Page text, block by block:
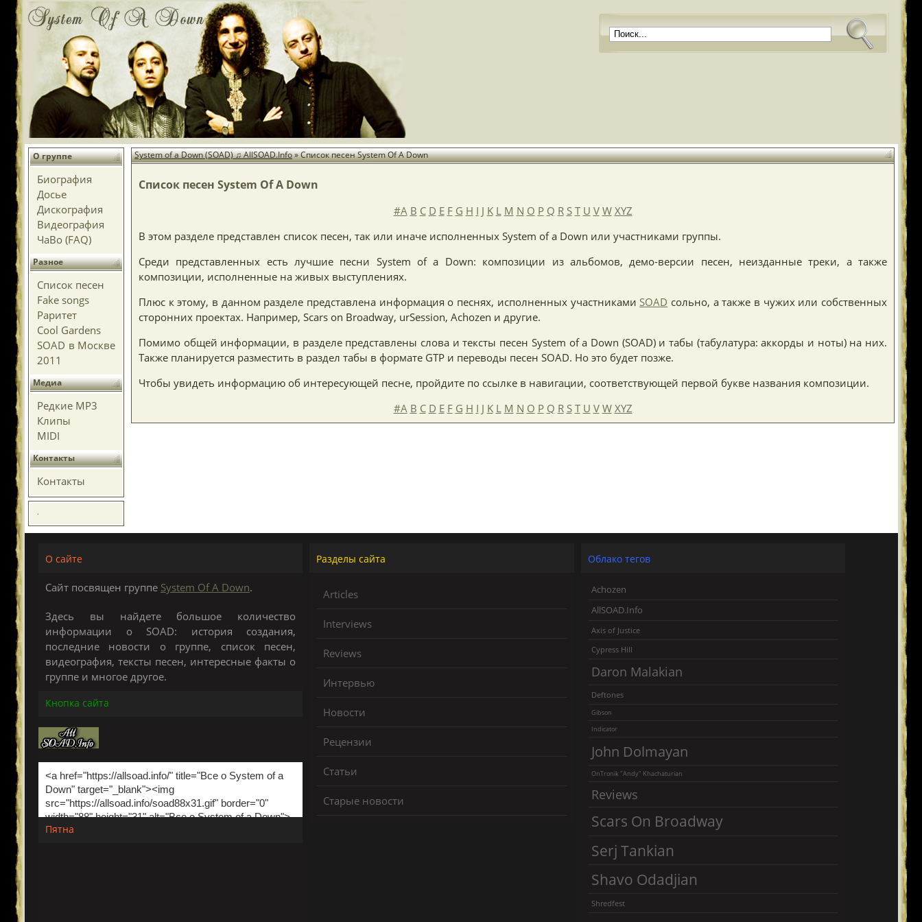
О группе
Биография
Досье
Дискография
Видеография
ЧаВо (FAQ)
Разное
Список песен
Fake songs
Раритет
Cool Gardens
SOAD в Москве
2011
Медиа
Редкие MP3
Клипы
MIDI
Контакты
Контакты
.
System of a Down (SOAD) ♫ AllSOAD.Info»Список песен System Of A Down
Список песен System Of A Down
#A B C D E F G H I J K L M N O P Q R S T U V W XYZ
В этом разделе представлен список песен, так или иначе исполненных System of a Down или участниками группы.
Среди представленных есть лучшие песни System of a Down: композиции из альбомов, демо-версии песен, неизданные треки, а также
композиции, исполненные на живых выступлениях.
Плюс к этому, в данном разделе представлена информация о песнях, исполненных участниками SOAD сольно, а также в чужих или собственных
сторонних проектах. Например, Scars on Broadway, urSession, Achozen и другие.
Помимо общей информации, в разделе представлены слова и тексты песен System of a Down (SOAD) и табы (табулатура: аккорды и ноты) на них.
Также планируется разместить в раздел табы в формате GTP и переводы песен SOAD. Но это будет позже.
Чтобы увидеть информацию об интересующей песне, пройдите по ссылке в навигации, соответствующей первой букве названия композиции.
#A B C D E F G H I J K L M N O P Q R S T U V W XYZ
О сайте
Сайт посвящен группе System Of A Down.
Здесь вы найдете большое количество
информации о SOAD: история создания,
последние новости о группе, список песен,
видеография, тексты песен, интересные факты о
группе и многое другое.
Кнопка сайта
Пятна
Разделы сайта
Articles
Interviews
Reviews
Интервью
Новости
Рецензии
Статьи
Старые новости
Облако тегов
Achozen
AllSOAD.Info
Axis of Justice
Cypress Hill
Daron Malakian
Deftones
Gibson
Indicator
John Dolmayan
OnTronik "Andy" Khachaturian
Reviews
Scars On Broadway
Serj Tankian
Shavo Odadjian
Shredfest